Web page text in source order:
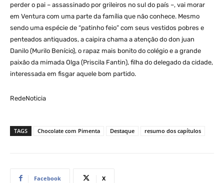
perder o pai – assassinado por grileiros no sul do país –, vai morar
em Ventura com uma parte da família que não conhece. Mesmo
sendo uma espécie de “patinho feio” com seus vestidos pobres e
penteados antiquados, a caipira chama a atenção do don juan
Danilo (Murilo Benício), o rapaz mais bonito do colégio e a grande
paixão da mimada Olga (Priscila Fantin), filha do delegado da cidade,
interessada em fisgar aquele bom partido.
RedeNoticia
TAGS Chocolate com Pimenta Destaque resumo dos capítulos
Facebook X